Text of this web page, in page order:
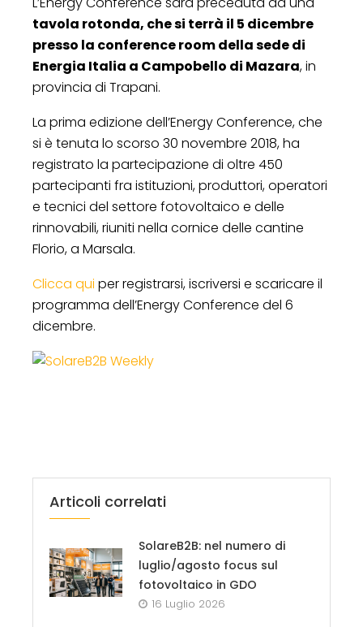
tavola rotonda, che si terrà il 5 dicembre
presso la conference room della sede di
Energia Italia a Campobello di Mazara, in
provincia di Trapani.
La prima edizione dell’Energy Conference, che
si è tenuta lo scorso 30 novembre 2018, ha
registrato la partecipazione di oltre 450
partecipanti fra istituzioni, produttori, operatori
e tecnici del settore fotovoltaico e delle
rinnovabili, riuniti nella cornice delle cantine
Florio, a Marsala.
Clicca qui per registrarsi, iscriversi e scaricare il
programma dell’Energy Conference del 6
dicembre.
Articoli correlati
SolareB2B: nel numero di
luglio/agosto focus sul
fotovoltaico in GDO
16 Luglio 2026